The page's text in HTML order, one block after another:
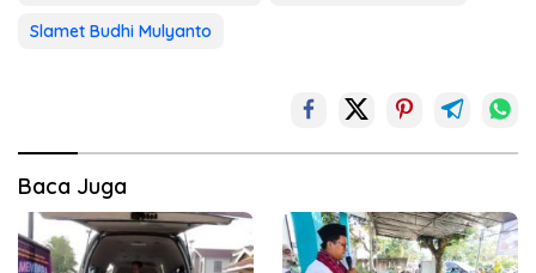
Slamet Budhi Mulyanto
Baca Juga